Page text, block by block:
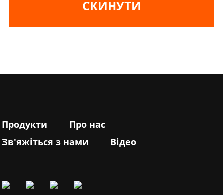
СКИНУТИ
Продукти
Про нас
Зв'яжіться з нами
Відео